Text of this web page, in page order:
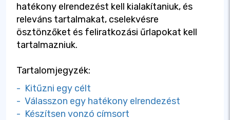
hatékony elrendezést kell kialakítaniuk, és
releváns tartalmakat, cselekvésre
ösztönzőket és feliratkozási űrlapokat kell
tartalmazniuk.
Tartalomjegyzék:
- Kitűzni egy célt
- Válasszon egy hatékony elrendezést
- Készítsen vonzó címsort